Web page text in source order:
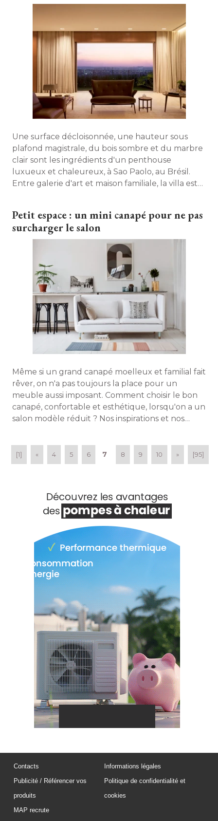
Une surface décloisonnée, une hauteur sous
plafond magistrale, du bois sombre et du marbre
clair sont les ingrédients d'un penthouse
luxueux et chaleureux, à Sao Paolo, au Brésil.
Entre galerie d'art et maison familiale, la villa est
Petit espace : un mini canapé pour ne pas
surcharger le salon
Même si un grand canapé moelleux et familial fait
rêver, on n'a pas toujours la place pour un
meuble aussi imposant. Comment choisir le bon
canapé, confortable et esthétique, lorsqu'on a un
salon modèle réduit ? Nos inspirations et nos
[1] « 4 5 6 7 8 9 10 » [95]
Contacts
Publicité / Référencer vos
produits
MAP recrute
Informations légales
Politique de confidentialité et
cookies